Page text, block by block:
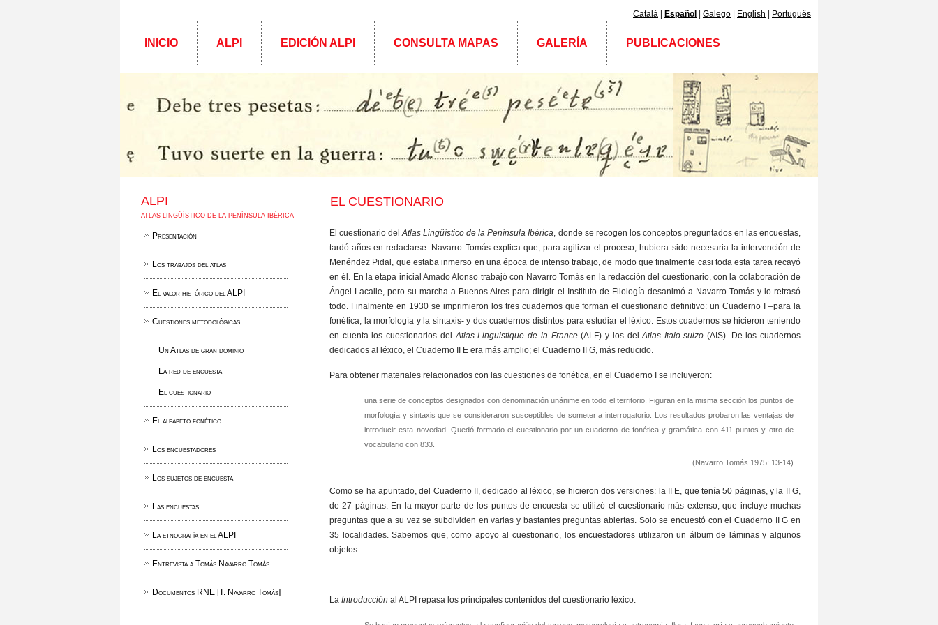
Català Español Galego English Português
INICIO ALPI EDICIÓN ALPI CONSULTA MAPAS GALERÍA PUBLICACIONES
ALPI
ATLAS LINGÜÍSTICO DE LA PENÍNSULA IBÉRICA
Presentación
Los trabajos del atlas
El valor histórico del ALPI
Cuestiones metodológicas
Un Atlas de gran dominio
La red de encuesta
El cuestionario
El alfabeto fonético
Los encuestadores
Los sujetos de encuesta
Las encuestas
La etnografía en el ALPI
Entrevista a Tomás Navarro Tomás
Documentos RNE [T. Navarro Tomás]
EL CUESTIONARIO
El cuestionario delAtlas Lingüístico de la Península Ibérica, donde se recogen los conceptos preguntados en las encuestas,
tardó años en redactarse. Navarro Tomás explica que, para agilizar el proceso, hubiera sido necesaria la intervención de
Menéndez Pidal, que estaba inmerso en una época de intenso trabajo, de modo que finalmente casi toda esta tarea recayó
en él. En la etapa inicial Amado Alonso trabajó con Navarro Tomás en la redacción del cuestionario, con la colaboración de
Ángel Lacalle, pero su marcha a Buenos Aires para dirigir el Instituto de Filología desanimó a Navarro Tomás y lo retrasó
todo. Finalmente en 1930 se imprimieron los tres cuadernos que forman el cuestionario definitivo: un Cuaderno I –para la
fonética, la morfología y la sintaxis- y dos cuadernos distintos para estudiar el léxico. Estos cuadernos se hicieron teniendo
en cuenta los cuestionarios delAtlas Linguistique de la France(ALF) y los delAtlas Italo-suizo (AIS). De los cuadernos
dedicados al léxico, el Cuaderno II E era más amplio; el Cuaderno II G, más reducido.
Para obtener materiales relacionados con las cuestiones de fonética, en el Cuaderno I se incluyeron:
una serie de conceptos designados con denominación unánime en todo el territorio. Figuran en la misma sección los puntos de
morfología y sintaxis que se consideraron susceptibles de someter a interrogatorio. Los resultados probaron las ventajas de
introducir esta novedad. Quedó formado el cuestionario por un cuaderno de fonética y gramática con 411 puntos y otro de
vocabulario con 833.
(Navarro Tomás 1975: 13-14)
Como se ha apuntado, del Cuaderno II, dedicado al léxico, se hicieron dos versiones: la II E, que tenía 50 páginas, y la II G,
de 27 páginas. En la mayor parte de los puntos de encuesta se utilizó el cuestionario más extenso, que incluye muchas
preguntas que a su vez se subdividen en varias y bastantes preguntas abiertas. Solo se encuestó con el Cuaderno II G en
35 localidades. Sabemos que, como apoyo al cuestionario, los encuestadores utilizaron un álbum de láminas y algunos
objetos.
La Introducción al ALPI repasa los principales contenidos del cuestionario léxico: